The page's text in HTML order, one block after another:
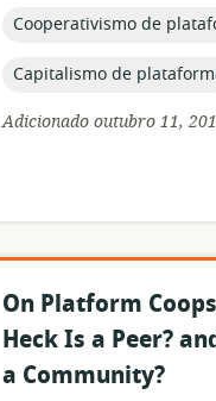
publicação:
topic:
Cooperativismo de
topic:
Capitalismo de
Adicionado outubro 11,
On Platform
Heck Is a Peer?
a Community?